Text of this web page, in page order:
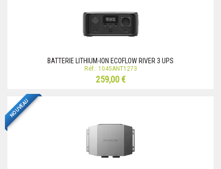
BATTERIE LITHIUM-ION ECOFLOW RIVER 3 UPS
Réf.: 1045ANT1273
259,00 €
NOUVEAU